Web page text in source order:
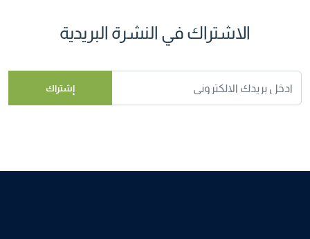
الاشتراك في النشرة البريدية
إشتراك